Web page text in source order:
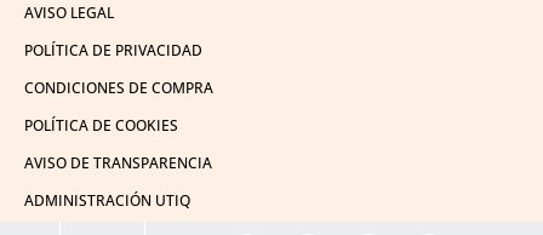
AVISO LEGAL
POLÍTICA DE PRIVACIDAD
CONDICIONES DE COMPRA
POLÍTICA DE COOKIES
AVISO DE TRANSPARENCIA
ADMINISTRACIÓN UTIQ